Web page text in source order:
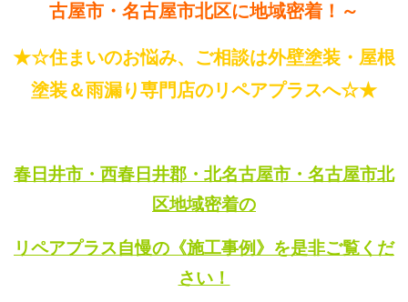
古屋市・名古屋市北区に地域密着！～
★☆住まいのお悩み、ご相談は外壁塗装・屋根
塗装＆雨漏り専門店のリペアプラスへ☆★
春日井市・西春日井郡・北名古屋市・名古屋市北
区地域密着の
リペアプラス自慢の《施工事例》を是非ご覧くだ
さい！